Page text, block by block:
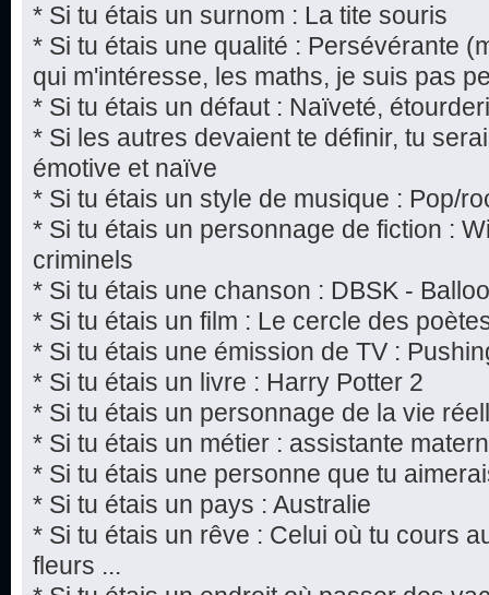
* Si tu étais un surnom : La tite souris
* Si tu étais une qualité : Persévérante
qui m'intéresse, les maths, je suis pas
* Si tu étais un défaut : Naïveté,
* Si les autres devaient te définir, tu
émotive et naïve
* Si tu étais un style de musique : Pop/
* Si tu étais un personnage de fiction :
criminels
* Si tu étais une chanson : DBSK -
* Si tu étais un film : Le cercle des
* Si tu étais une émission de TV :
* Si tu étais un livre : Harry Potter 2
* Si tu étais un personnage de la vie
* Si tu étais un métier : assistante
* Si tu étais une personne que tu
* Si tu étais un pays : Australie
* Si tu étais un rêve : Celui où tu cours
fleurs ...